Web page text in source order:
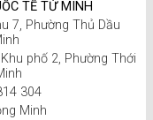
TẾ TỨ MINH
7, Phường Thủ Dầu
phố 2, Phường Thới
304
Minh